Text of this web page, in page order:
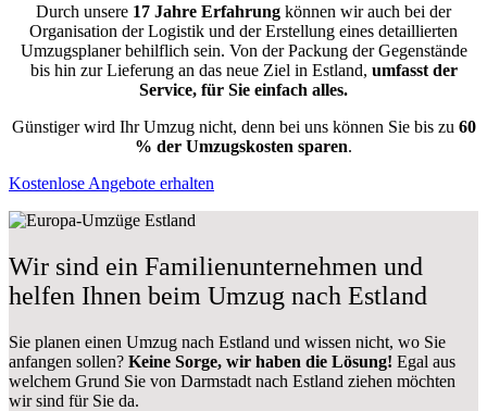
Durch unsere 17 Jahre Erfahrung können wir auch bei der
Organisation der Logistik und der Erstellung eines detaillierten
Umzugsplaner behilflich sein. Von der Packung der Gegenstände
bis hin zur Lieferung an das neue Ziel in Estland, umfasst der
Service, für Sie einfach alles.
Günstiger wird Ihr Umzug nicht, denn bei uns können Sie bis zu 60
% der Umzugskosten sparen.
Kostenlose Angebote erhalten
Wir sind ein Familienunternehmen und
helfen Ihnen beim Umzug nach Estland
Sie planen einen Umzug nach Estland und wissen nicht, wo Sie
anfangen sollen? Keine Sorge, wir haben die Lösung! Egal aus
welchem Grund Sie von Darmstadt nach Estland ziehen möchten
wir sind für Sie da.